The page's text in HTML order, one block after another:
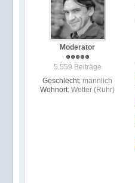
Moderator
5.559 Beiträge
Geschlecht: männlich
Wohnort: Wetter (Ruhr)